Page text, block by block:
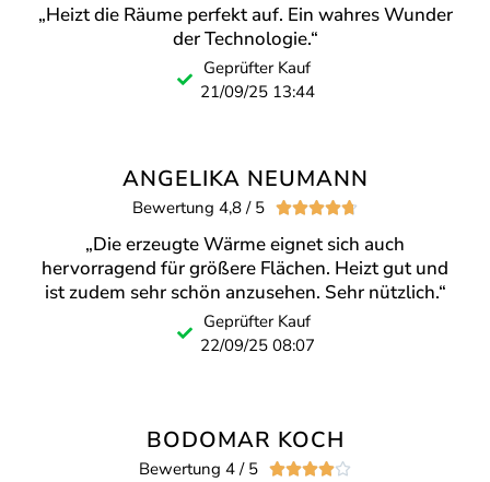
„Heizt die Räume perfekt auf. Ein wahres Wunder
der Technologie.“
Geprüfter Kauf
21/09/25 13:44
ANGELIKA NEUMANN
Bewertung 4,8 / 5 
„Die erzeugte Wärme eignet sich auch
hervorragend für größere Flächen. Heizt gut und
ist zudem sehr schön anzusehen. Sehr nützlich.“
Geprüfter Kauf
22/09/25 08:07
BODOMAR KOCH
Bewertung 4 / 5 